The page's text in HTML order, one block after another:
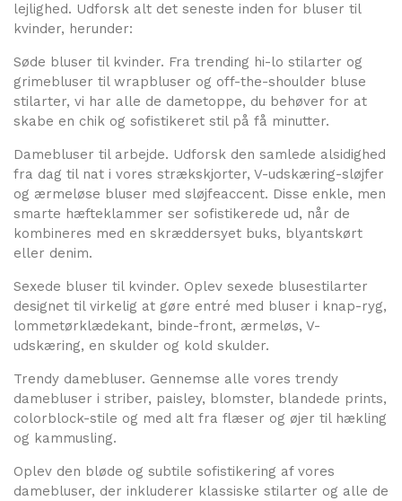
lejlighed. Udforsk alt det seneste inden for bluser til
kvinder, herunder:
Søde bluser til kvinder. Fra trending hi-lo stilarter og
grimebluser til wrapbluser og off-the-shoulder bluse
stilarter, vi har alle de dametoppe, du behøver for at
skabe en chik og sofistikeret stil på få minutter.
Damebluser til arbejde. Udforsk den samlede alsidighed
fra dag til nat i vores strækskjorter, V-udskæring-sløjfer
og ærmeløse bluser med sløjfeaccent. Disse enkle, men
smarte hæfteklammer ser sofistikerede ud, når de
kombineres med en skræddersyet buks, blyantskørt
eller denim.
Sexede bluser til kvinder. Oplev sexede blusestilarter
designet til virkelig at gøre entré med bluser i knap-ryg,
lommetørklædekant, binde-front, ærmeløs, V-
udskæring, en skulder og kold skulder.
Trendy damebluser. Gennemse alle vores trendy
damebluser i striber, paisley, blomster, blandede prints,
colorblock-stile og med alt fra flæser og øjer til hækling
og kammusling.
Oplev den bløde og subtile sofistikering af vores
damebluser, der inkluderer klassiske stilarter og alle de